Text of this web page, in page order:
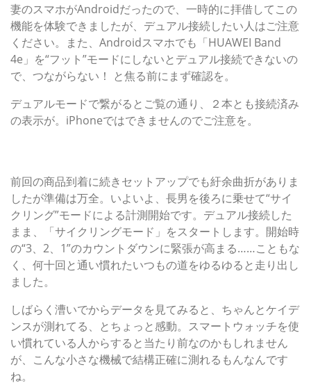
妻のスマホがAndroidだったので、一時的に拝借してこの
機能を体験できましたが、デュアル接続したい人はご注意
ください。また、Androidスマホでも「HUAWEI Band
4e」を“フット”モードにしないとデュアル接続できないの
で、つながらない！ と焦る前にまず確認を。
デュアルモードで繋がるとご覧の通り、２本とも接続済み
の表示が。iPhoneではできませんのでご注意を。
前回の商品到着に続きセットアップでも紆余曲折がありま
したが準備は万全。いよいよ、長男を後ろに乗せて“サイ
クリング”モードによる計測開始です。デュアル接続した
まま、「サイクリングモード」をスタートします。開始時
の“3、2、1”のカウントダウンに緊張が高まる……こともな
く、何十回と通い慣れたいつもの道をゆるゆると走り出し
ました。
しばらく漕いでからデータを見てみると、ちゃんとケイデ
ンスが測れてる、とちょっと感動。スマートウォッチを使
い慣れている人からすると当たり前なのかもしれません
が、こんな小さな機械で結構正確に測れるもんなんです
ね。